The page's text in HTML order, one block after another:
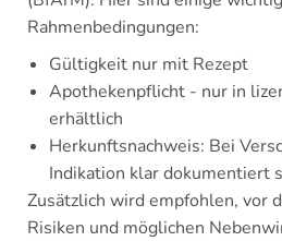
Rahmenbedingungen:
Gültigkeit nur mit Rezept
Apothekenpflicht - nur in
erhältlich
Herkunftsnachweis: Bei
Indikation klar dokumentiert
Zusätzlich wird empfohlen, vor
Risiken und möglichen